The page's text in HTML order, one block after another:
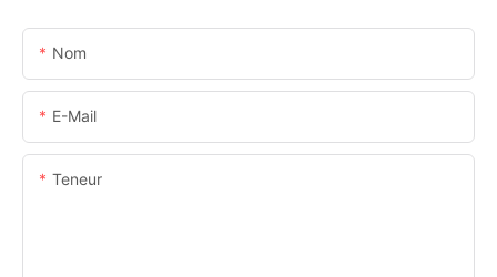
Nom
E-Mail
Teneur